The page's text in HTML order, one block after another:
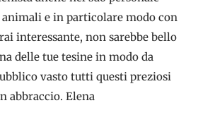
e in particolare modo con
interessante, non sarebbe bello
delle tue tesine in modo da
vasto tutti questi preziosi
abbraccio. Elena